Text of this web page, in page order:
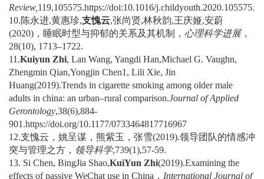
Review, 119,105575.https://doi:10.1016/j.childyouth.2020.105575.
10.陈永进,黄惠珍,支愧云,张尚贤,林秋韵,王庆娅,安蔚
(2020)，睡眠时型与抑郁的关系及其机制， 心理科学进展，
28(10), 1713–1722.
11.Kuiyun Zhi, Lan Wang, Yangdi Han,Michael G. Vaughn,
Zhengmin Qian,Yongjin Chen1, Lili Xie, Jin
Huang(2019).Trends in cigarette smoking among older male
adults in china: an urban–rural comparison.Journal of Applied
Gerontology,38(6),884-
901.https://doi.org/10.1177/0733464817716967
12.支愧云，姚呈谋，熊紫玉，张雪(2019).领导团队的情感冲
突与管理之方， 领导科学,739(1),57-59.
13. Si Chen, BingJia Shao,KuiYun Zhi(2019).Examining the
effects of passive WeChat use in China， International Journal of